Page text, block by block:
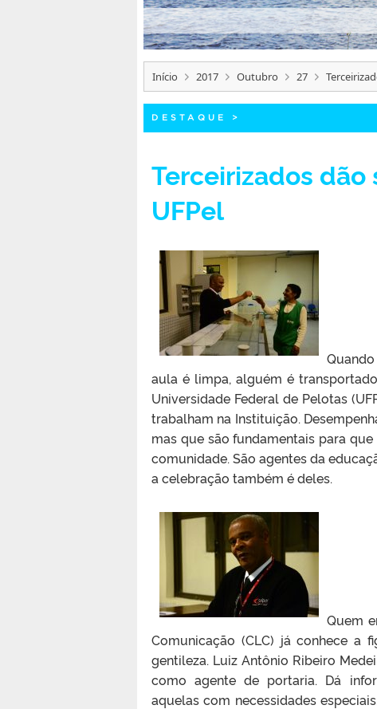
Início 2017 Outubro 27
DESTAQUE >
Terceirizados
UFPel
aula é limpa, alguém é
Universidade Federal de Pelotas
trabalham na Instituição.
mas que são fundamentais para
comunidade. São agentes da
a celebração também é deles.
Quem
Comunicação (CLC) já conhece a
gentileza. Luiz Antônio Ribeiro
como agente de portaria. Dá
aquelas com necessidades